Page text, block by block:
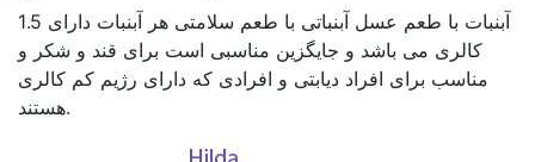
آبنبات با طعم عسل آبنباتی با طعم سلامتی هر آبنبات دارای 1.5
کالری می باشد و جایگزین مناسبی است برای قند و شکر و
مناسب برای افراد دیابتی و افرادی که دارای رژیم کم کالری
هستند.